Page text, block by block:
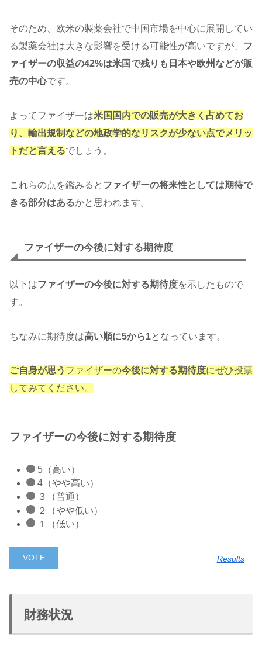
そのため、欧米の製薬会社で中国市場を中心に展開してい
る製薬会社は大きな影響を受ける可能性が高いですが、 フ
ァイザーの収益の42%は米国で残りも日本や欧州などが販
売の中心です。
よってファイザーは米国国内での販売が大きく占めてお
り、輸出規制などの地政学的なリスクが少ない点でメリッ
トだと言えるでしょう。
これらの点を鑑みると ファイザーの将来性としては期待で
きる部分はあるかと思われます。
ファイザーの今後に対する期待度
以下はファイザーの今後に対する期待度を示したもので
す。
ちなみに期待度は高い順に5から1となっています。
ご自身が思う ファイザーの今後に対する期待度にぜひ投票
してみてください。
ファイザーの今後に対する期待度
5（高い）
4（やや高い）
３（普通）
２（やや低い）
１（低い）
Results
財務状況